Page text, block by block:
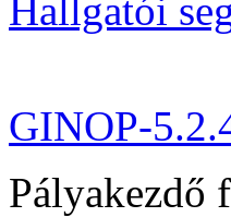
Hallgatói
GINOP-
Pályakezdő